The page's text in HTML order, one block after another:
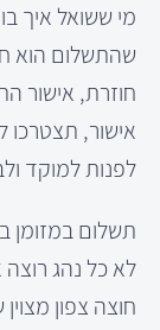
שהתשלום הוא
חוזרת, אישור
אישור, תצטרכו
לפנות למוקד
תשלום במזומן
לא כל נהג
חוצה צפון